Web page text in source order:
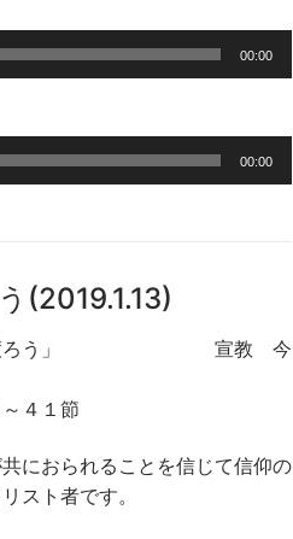
00:00
00:00
(2019.1.13)
へ渡ろう」 宣教 今
４１節
におられることを信じて信仰の
スト者です。